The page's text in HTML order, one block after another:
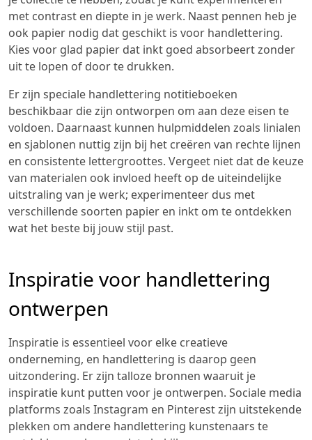
met contrast en diepte in je werk. Naast pennen heb je
ook papier nodig dat geschikt is voor handlettering.
Kies voor glad papier dat inkt goed absorbeert zonder
uit te lopen of door te drukken.
Er zijn speciale handlettering notitieboeken
beschikbaar die zijn ontworpen om aan deze eisen te
voldoen. Daarnaast kunnen hulpmiddelen zoals linialen
en sjablonen nuttig zijn bij het creëren van rechte lijnen
en consistente lettergroottes. Vergeet niet dat de keuze
van materialen ook invloed heeft op de uiteindelijke
uitstraling van je werk; experimenteer dus met
verschillende soorten papier en inkt om te ontdekken
wat het beste bij jouw stijl past.
Inspiratie voor handlettering
ontwerpen
Inspiratie is essentieel voor elke creatieve
onderneming, en handlettering is daarop geen
uitzondering. Er zijn talloze bronnen waaruit je
inspiratie kunt putten voor je ontwerpen. Sociale media
platforms zoals Instagram en Pinterest zijn uitstekende
plekken om andere handlettering kunstenaars te